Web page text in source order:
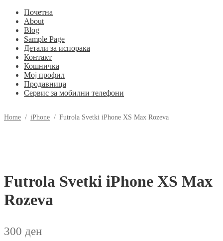
Почетна
About
Blog
Sample Page
Детали за испорака
Контакт
Кошничка
Мој профил
Продавница
Сервис за мобилни телефони
Home / iPhone / Futrola Svetki iPhone XS Max Rozeva
Futrola Svetki iPhone XS Max
Rozeva
300 ден